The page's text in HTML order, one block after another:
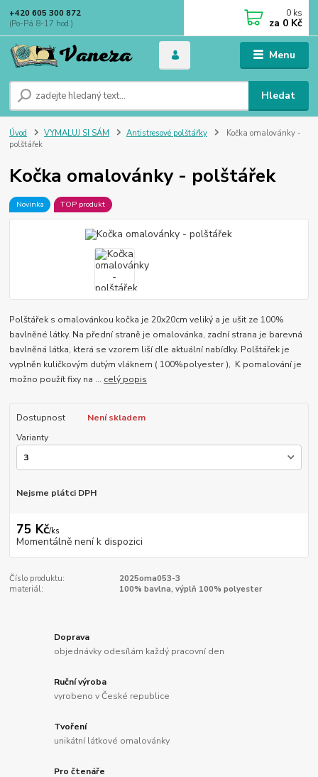
Menu
Hledat
+420 605 300 872
(Po-Pá 8-17 hod.)
0 ks
za 0 Kč
Úvod VYMALUJ SI SÁM Antistresové polštářky
Kočka omalovánky -
polštářek
Kočka omalovánky - polštářek
Novinka TOP produkt
Polštářek s omalovánkou kočka je 20x20cm veliký a je ušit ze 100%
bavlněné látky. Na přední straně je omalovánka, zadní strana je barevná
bavlněná látka, která se vzorem liší dle aktuální nabídky. Polštářek je
vyplněn kuličkovým dutým vláknem ( 100%polyester ), K pomalování je
možno použít fixy na ... celý popis
Dostupnost
Není skladem
Varianty
Nejsme plátci DPH
75 Kč/ks
Momentálně není k dispozici
Číslo produktu:
2025oma053-3
materiál:
100% bavlna, výplň 100% polyester
Doprava
objednávky odesílám každý pracovní den
Ruční výroba
vyrobeno v České republice
Tvoření
unikátní látkové omalovánky
Pro čtenáře